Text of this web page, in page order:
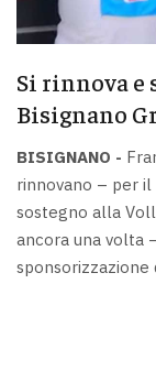
Si rinnova
Bisignano
BISIGNANO -
rinnovano – per
sostegno alla
ancora una volta
sponsorizzazione